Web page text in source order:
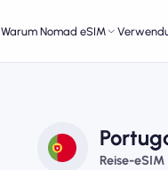
Warum Nomad eSIM
Reise-eSIM